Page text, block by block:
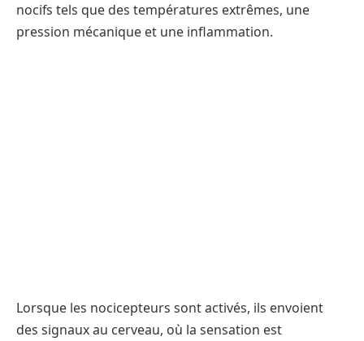
nocifs tels que des températures extrêmes, une
pression mécanique et une inflammation.
Lorsque les nocicepteurs sont activés, ils envoient
des signaux au cerveau, où la sensation est